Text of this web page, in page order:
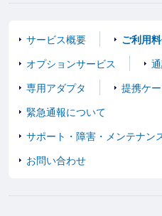
サービス概要
ご利用
オプションサービス
専用アダプタ
提携ケ
緊急通報について
サポート・障害・メンテナン
お問い合わせ